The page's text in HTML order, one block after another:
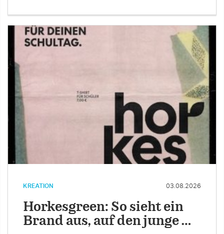
KREATION 03.08.2026
Horkesgreen: So sieht ein
Brand aus, auf den junge …